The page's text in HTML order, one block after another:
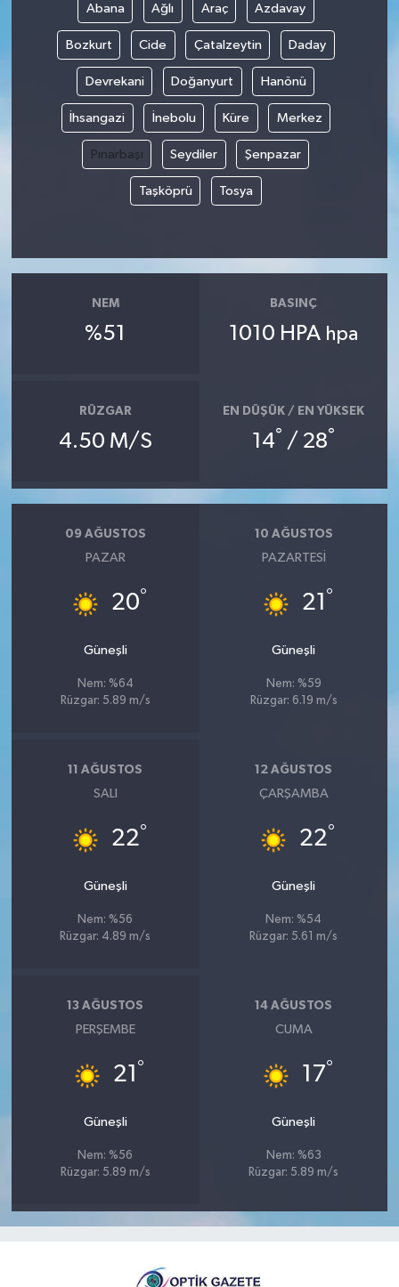
Abana Ağlı Araç Azdavay
Bozkurt Cide Çatalzeytin Daday
Devrekani Doğanyurt Hanönü
İhsangazi İnebolu Küre Merkez
Pınarbaşı Seydiler Şenpazar
Taşköprü Tosya
NEM
%51
BASINÇ
1010 HPA hpa
RÜZGAR
4.50 M/S
EN DÜŞÜK / EN YÜKSEK
14° / 28°
09 AĞUSTOS
PAZAR
20°
Güneşli
Nem: %64
Rüzgar: 5.89 m/s
10 AĞUSTOS
PAZARTESI
21 °
Güneşli
Nem: %59
Rüzgar: 6.19 m/s
11 AĞUSTOS
SALI
22°
Güneşli
Nem: %56
Rüzgar: 4.89 m/s
12 AĞUSTOS
ÇARŞAMBA
22°
Güneşli
Nem: %54
Rüzgar: 5.61 m/s
13 AĞUSTOS
PERŞEMBE
21 °
Güneşli
Nem: %56
Rüzgar: 5.89 m/s
14 AĞUSTOS
CUMA
17°
Güneşli
Nem: %63
Rüzgar: 5.89 m/s